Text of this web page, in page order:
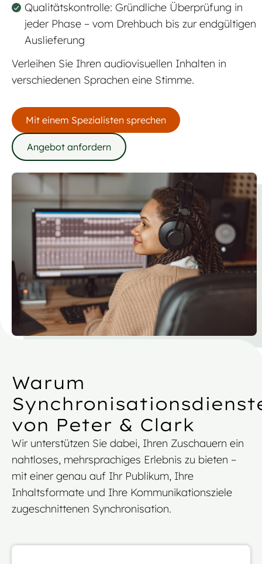
Qualitätskontrolle: Gründliche Überprüfung in
jeder Phase – vom Drehbuch bis zur endgültigen
Auslieferung
Verleihen Sie Ihren audiovisuellen Inhalten in
verschiedenen Sprachen eine Stimme.
Mit einem Spezialisten sprechen
Angebot anfordern
Warum
von Peter & Clark
Wir unterstützen Sie dabei, Ihren Zuschauern ein
nahtloses, mehrsprachiges Erlebnis zu bieten –
mit einer genau auf Ihr Publikum, Ihre
Inhaltsformate und Ihre Kommunikationsziele
zugeschnittenen Synchronisation.